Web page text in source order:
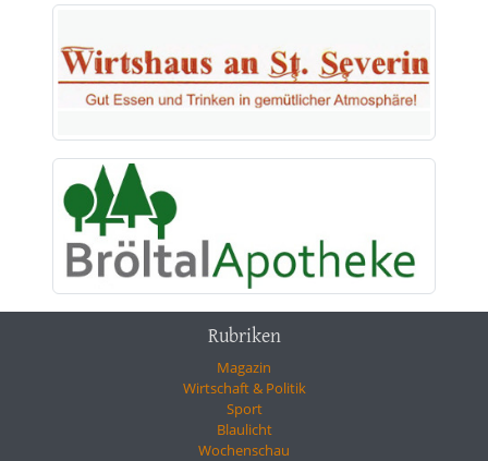
Rubriken
Magazin
Wirtschaft & Politik
Sport
Blaulicht
Wochenschau